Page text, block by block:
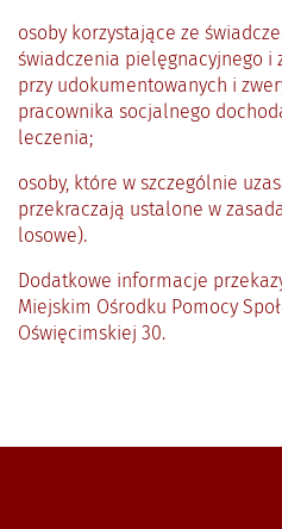
osoby korzystające ze
świadczenia pielęgnacyjnego i
przy udokumentowanych i
pracownika socjalnego
leczenia;
osoby, które w szczególnie
przekraczają ustalone w
losowe).
Dodatkowe informacje
Miejskim Ośrodku Pomocy
Oświęcimskiej 30.